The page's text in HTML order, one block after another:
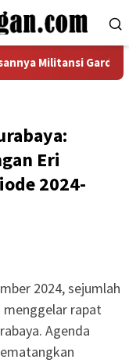
Garda Metal
Eri
2024-
2024, sejumlah
menggelar rapat
Agenda